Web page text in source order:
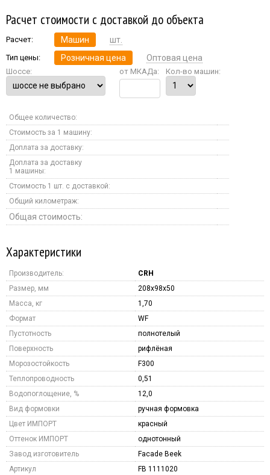
Расчет стоимости с доставкой до объекта
Расчет: Машин шт.
Тип цены: Розничная цена Оптовая цена
Шоссе: от МКАДа: Кол-во машин:
Общее количество:
Стоимость за 1 машину:
Доплата за доставку:
Доплата за доставку
1 машины:
Стоимость 1 шт. с доставкой:
Общий километраж:
Общая стоимость:
Характеристики
Производитель:
CRH
Размер, мм
208x98x50
Масса, кг
1,70
Формат
WF
Пустотность
полнотелый
Поверхность
рифлёная
Морозостойкость
F300
Теплопроводность
0,51
Водопоглощение, %
12,0
Вид формовки
ручная формовка
Цвет ИМПОРТ
красный
Оттенок ИМПОРТ
однотонный
Завод изготовитель
Facade Beek
Артикул
FB 1111020